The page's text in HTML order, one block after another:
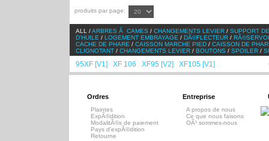
produits par page:
ALL /ARBRES Ã CAMES / CHANGEMENTS LEVIER / SUPPORT
D'HUILE / LOGEMENT EMBRAYAGE / DÃ©FLECTEUR /
CACHE DE PHARE / CAISSON MARCHE PIED / CAISSON DE
CLIGNOTANT / CHANGEMENTS LEVIER / BOUTONS / SPOILER /
95XF [V1] XF 106 XF95 [V2] XF105 [V1]
Ordres
Plaintes
ExpÃ©dition
ModalitÃ©s de paiement
Pays d'expÃ©dition
Retourne
Entreprise
A propos de nous
Ce que nous faisons
OÃ¹ sommes-nous